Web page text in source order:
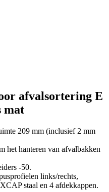
afvalsortering E
mat
209 mm (inclusief 2 mm
het hanteren van afvalbakken
-50.
links/rechts,
staal en 4 afdekkappen.